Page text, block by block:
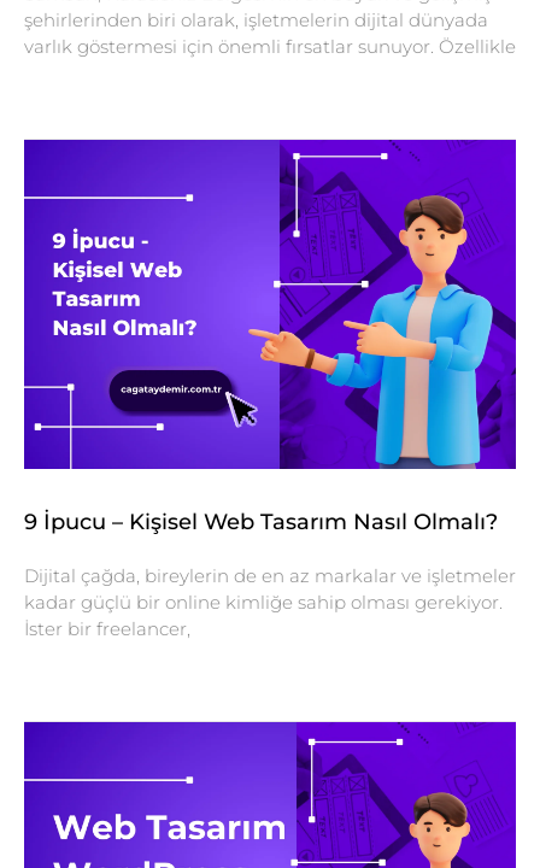
şehirlerinden biri olarak, işletmelerin dijital dünyada
varlık göstermesi için önemli fırsatlar sunuyor. Özellikle
9 İpucu – Kişisel Web Tasarım Nasıl Olmalı?
Dijital çağda, bireylerin de en az markalar ve işletmeler
kadar güçlü bir online kimliğe sahip olması gerekiyor.
İster bir freelancer,